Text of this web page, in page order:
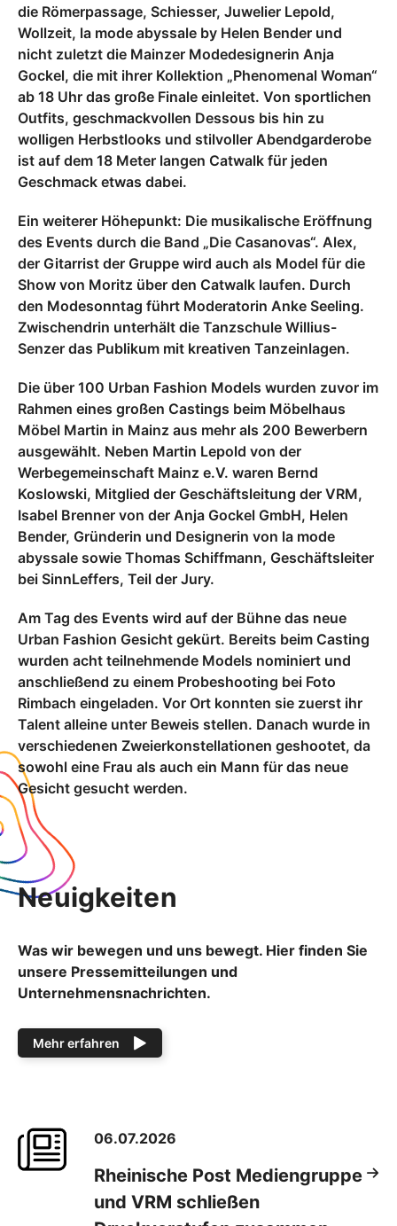
die Römerpassage, Schiesser, Juwelier Lepold,
Wollzeit, la mode abyssale by Helen Bender und
nicht zuletzt die Mainzer Modedesignerin Anja
Gockel, die mit ihrer Kollektion „Phenomenal Woman“
ab 18 Uhr das große Finale einleitet. Von sportlichen
Outfits, geschmackvollen Dessous bis hin zu
wolligen Herbstlooks und stilvoller Abendgarderobe
ist auf dem 18 Meter langen Catwalk für jeden
Geschmack etwas dabei.
Ein weiterer Höhepunkt: Die musikalische Eröffnung
des Events durch die Band „Die Casanovas“. Alex,
der Gitarrist der Gruppe wird auch als Model für die
Show von Moritz über den Catwalk laufen. Durch
den Modesonntag führt Moderatorin Anke Seeling.
Zwischendrin unterhält die Tanzschule Willius-
Senzer das Publikum mit kreativen Tanzeinlagen.
Die über 100 Urban Fashion Models wurden zuvor im
Rahmen eines großen Castings beim Möbelhaus
Möbel Martin in Mainz aus mehr als 200 Bewerbern
ausgewählt. Neben Martin Lepold von der
Werbegemeinschaft Mainz e.V. waren Bernd
Koslowski, Mitglied der Geschäftsleitung der VRM,
Isabel Brenner von der Anja Gockel GmbH, Helen
Bender, Gründerin und Designerin von la mode
abyssale sowie Thomas Schiffmann, Geschäftsleiter
bei SinnLeffers, Teil der Jury.
Am Tag des Events wird auf der Bühne das neue
Urban Fashion Gesicht gekürt. Bereits beim Casting
wurden acht teilnehmende Models nominiert und
anschließend zu einem Probeshooting bei Foto
Rimbach eingeladen. Vor Ort konnten sie zuerst ihr
Talent alleine unter Beweis stellen. Danach wurde in
verschiedenen Zweierkonstellationen geshootet, da
sowohl eine Frau als auch ein Mann für das neue
Gesicht gesucht werden.
Neuigkeiten
Was wir bewegen und uns bewegt. Hier finden Sie
unsere Pressemitteilungen und
Unternehmensnachrichten.
Mehr erfahren
06.07.2026
Rheinische Post Mediengruppe
und VRM schließen